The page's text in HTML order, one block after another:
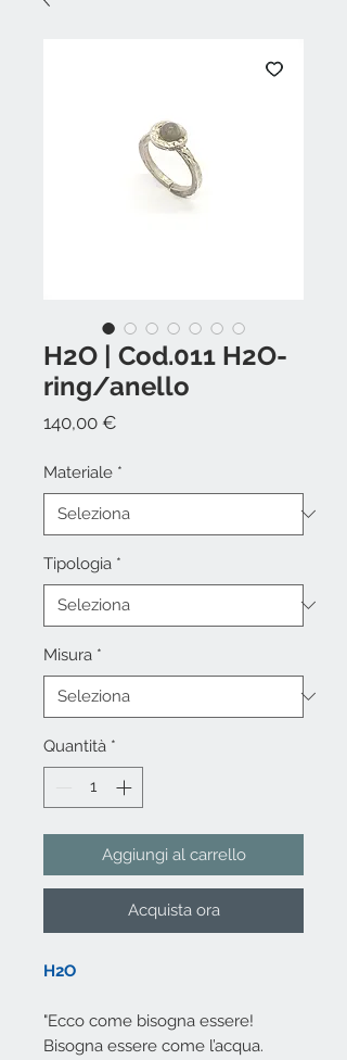
H2O | Cod.011 H2O-
ring/anello
140,00 €
Materiale *
Tipologia *
Misura *
Quantità *
Aggiungi al carrello
Acquista ora
H2O
"Ecco come bisogna essere!
Bisogna essere come l’acqua.